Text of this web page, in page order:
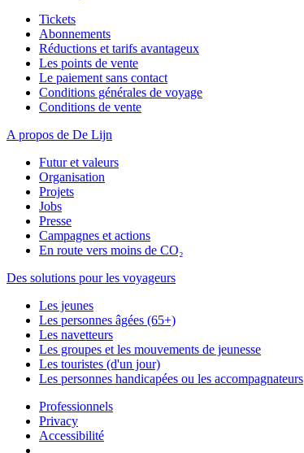
Tickets
Abonnements
Réductions et tarifs avantageux
Les points de vente
Le paiement sans contact
Conditions générales de voyage
Conditions de vente
A propos de De Lijn
Futur et valeurs
Organisation
Projets
Jobs
Presse
Campagnes et actions
En route vers moins de CO₂
Des solutions pour les voyageurs
Les jeunes
Les personnes âgées (65+)
Les navetteurs
Les groupes et les mouvements de jeunesse
Les touristes (d'un jour)
Les personnes handicapées ou les accompagnateurs
Professionnels
Privacy
Accessibilité